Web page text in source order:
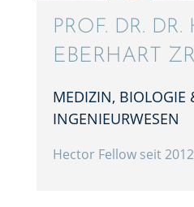
PROF. DR. DR.
EBERHART
MEDIZIN, BIOLO­GIE
INGENIEURWESEN
Hector Fellow seit 2012